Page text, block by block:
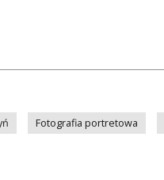
Fotografia portretowa